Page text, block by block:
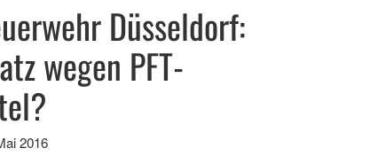
Düsseldorf:
wegen PFT-
2016